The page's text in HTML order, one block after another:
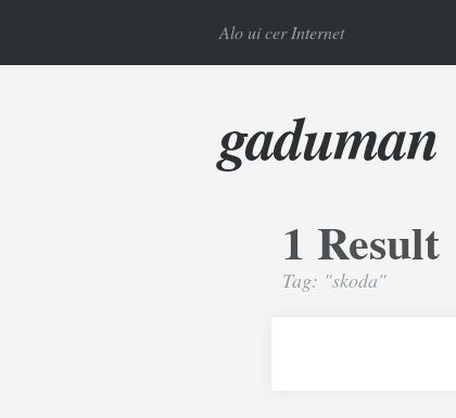
Alo ui cer Internet
gaduman
1 Result
Tag: "skoda"